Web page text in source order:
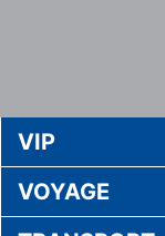
VIP
VOYAGE